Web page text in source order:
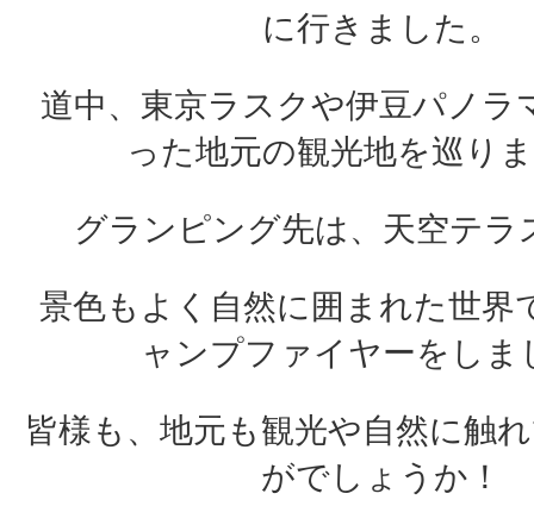
に行きました。
道中、東京ラスクや伊豆パノラ
った地元の観光地を巡り
グランピング先は、天空テラ
景色もよく自然に囲まれた世界
ャンプファイヤーをしま
皆様も、地元も観光や自然に触
がでしょうか！